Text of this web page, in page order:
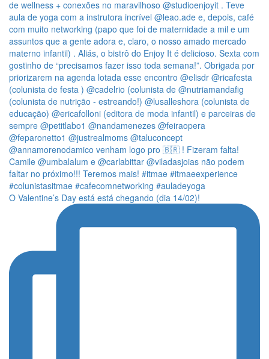
O Valentine’s Day está está chegando (dia 14/02)!